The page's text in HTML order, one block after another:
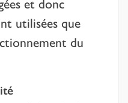
utilisées que
du